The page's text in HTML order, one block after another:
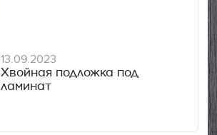
13.09.2023
Хвойная подложка под
ламинат